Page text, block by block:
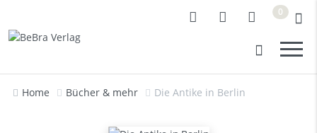
0
Home Bücher & mehr Die Antike in Berlin